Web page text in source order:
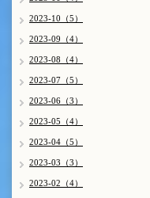
2023-10（5）
2023-09（4）
2023-08（4）
2023-07（5）
2023-06（3）
2023-05（4）
2023-04（5）
2023-03（3）
2023-02（4）